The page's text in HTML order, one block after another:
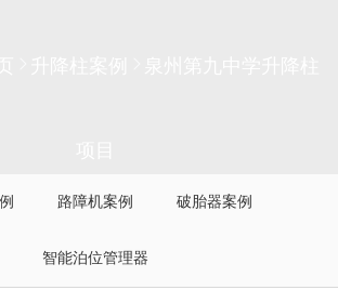
路障机案例 破胎器案例
智能泊位管理器